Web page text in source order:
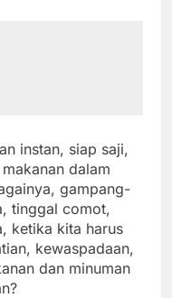
instan, siap saji,
dalam
gampang-
tinggal comot,
ketika kita harus
kewaspadaan,
dan minuman